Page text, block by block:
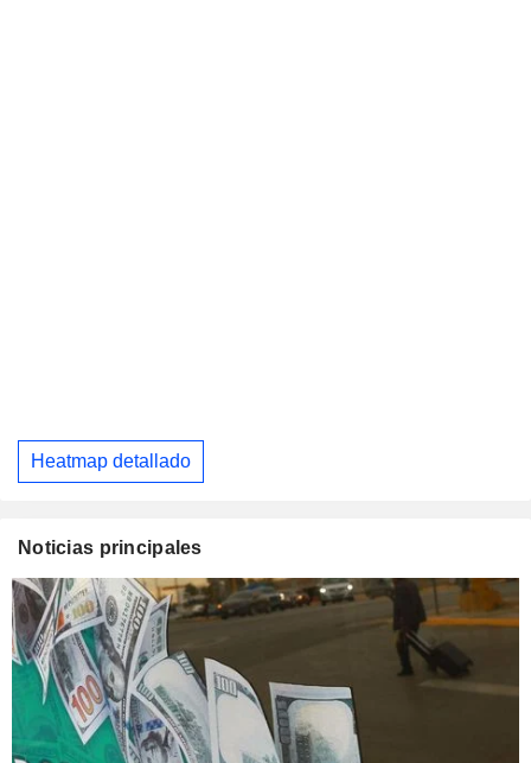
Heatmap detallado
Noticias principales